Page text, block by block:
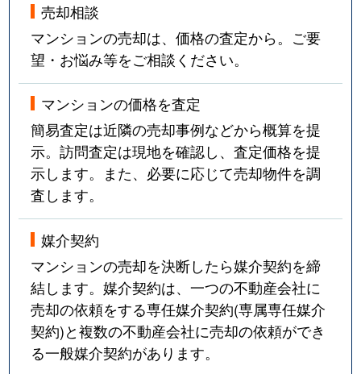
売却相談
マンションの売却は、価格の査定から。ご要
望・お悩み等をご相談ください。
マンションの価格を査定
簡易査定は近隣の売却事例などから概算を提
示。訪問査定は現地を確認し、査定価格を提
示します。また、必要に応じて売却物件を調
査します。
媒介契約
マンションの売却を決断したら媒介契約を締
結します。媒介契約は、一つの不動産会社に
売却の依頼をする専任媒介契約(専属専任媒介
契約)と複数の不動産会社に売却の依頼ができ
る一般媒介契約があります。